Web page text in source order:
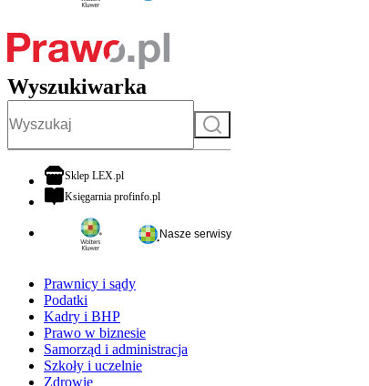
Wyszukiwarka
Szukaj
Sklep LEX.plotwiera się w nowej karcie
Księgarnia profinfo.plotwiera się w nowej karcie
Nasze serwisy
Prawnicy i sądy
Podatki
Kadry i BHP
Prawo w biznesie
Samorząd i administracja
Szkoły i uczelnie
Zdrowie